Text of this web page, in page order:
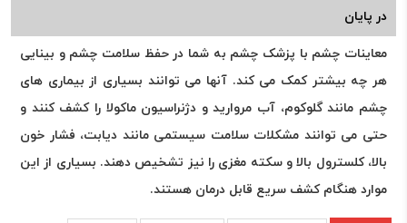
در پایان
معاینات چشم با پزشک چشم به شما در حفظ سلامت چشم و بینایی
هر چه بیشتر کمک می کند. آنها می توانند بسیاری از بیماری های
چشم مانند گلوکوم، آب مروارید و دژنراسیون ماکولا را کشف کنند و
حتی می توانند مشکلات سلامت سیستمی مانند دیابت، فشار خون
بالا، کلسترول بالا و سکته مغزی را نیز تشخیص دهند. بسیاری از این
موارد هنگام کشف سریع قابل درمان هستند.